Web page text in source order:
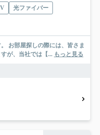
光ファイバー
ま
が、当社では【... もっと見る